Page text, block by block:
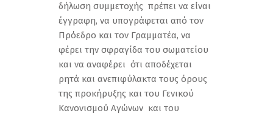
δήλωση συμμετοχής πρέπει να είναι
έγγραφη, να υπογράφεται από τον
Πρόεδρο και τον Γραμματέα, να
φέρει την σφραγίδα του σωματείου
και να αναφέρει ότι αποδέχεται
ρητά και ανεπιφύλακτα τους όρους
της προκήρυξης και του Γενικού
Κανονισμού Αγώνων και του